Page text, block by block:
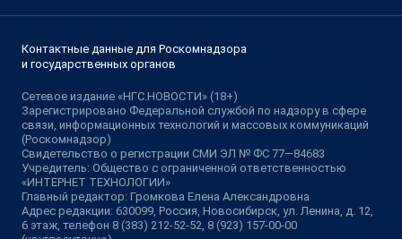
Контактные данные для Роскомнадзора
и государственных органов
Сетевое издание «НГС.НОВОСТИ» (18+)
Зарегистрировано Федеральной службой по надзору в сфере
связи, информационных технологий и массовых коммуникаций
(Роскомнадзор)
Свидетельство о регистрации СМИ ЭЛ № ФС 77—84683
Учредитель: Общество с ограниченной ответственностью
«ИНТЕРНЕТ ТЕХНОЛОГИИ»
Главный редактор: Громкова Елена Александровна
Адрес редакции: 630099, Россия, Новосибирск, ул. Ленина, д. 12,
6 этаж, телефон 8 (383) 212-52-52, 8 (923) 157-00-00